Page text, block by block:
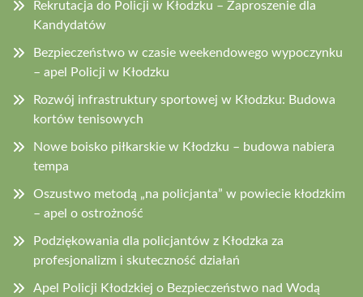
Rekrutacja do Policji w Kłodzku – Zaproszenie dla
Kandydatów
Bezpieczeństwo w czasie weekendowego wypoczynku
– apel Policji w Kłodzku
Rozwój infrastruktury sportowej w Kłodzku: Budowa
kortów tenisowych
Nowe boisko piłkarskie w Kłodzku – budowa nabiera
tempa
Oszustwo metodą „na policjanta” w powiecie kłodzkim
– apel o ostrożność
Podziękowania dla policjantów z Kłodzka za
profesjonalizm i skuteczność działań
Apel Policji Kłodzkiej o Bezpieczeństwo nad Wodą